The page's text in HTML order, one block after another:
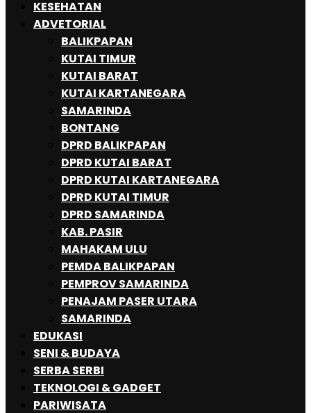
KESEHATAN
ADVETORIAL
BALIKPAPAN
KUTAI TIMUR
KUTAI BARAT
KUTAI KARTANEGARA
SAMARINDA
BONTANG
DPRD BALIKPAPAN
DPRD KUTAI BARAT
DPRD KUTAI KARTANEGARA
DPRD KUTAI TIMUR
DPRD SAMARINDA
KAB. PASIR
MAHAKAM ULU
PEMDA BALIKPAPAN
PEMPROV SAMARINDA
PENAJAM PASER UTARA
SAMARINDA
EDUKASI
SENI & BUDAYA
SERBA SERBI
TEKNOLOGI & GADGET
PARIWISATA